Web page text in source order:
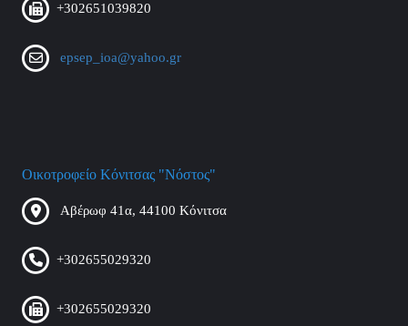
+302651039820
epsep_ioa@yahoo.gr
Οικοτροφείο Κόνιτσας "Νόστος"
Αβέρωφ 41α, 44100 Κόνιτσα
+302655029320
+302655029320